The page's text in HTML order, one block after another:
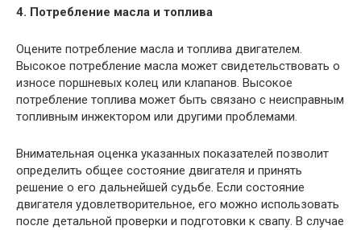
4. Потребление масла и топлива
Оцените потребление масла и топлива двигателем.
Высокое потребление масла может свидетельствовать о
износе поршневых колец или клапанов. Высокое
потребление топлива может быть связано с неисправным
топливным инжектором или другими проблемами.
Внимательная оценка указанных показателей позволит
определить общее состояние двигателя и принять
решение о его дальнейшей судьбе. Если состояние
двигателя удовлетворительное, его можно использовать
после детальной проверки и подготовки к свапу. В случае